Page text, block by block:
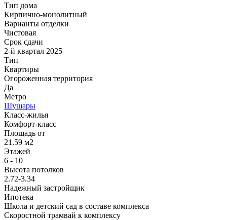
Тип дома
Кирпично-монолитный
Варианты отделки
Чистовая
Срок сдачи
2-й квартал 2025
Тип
Квартиры
Огороженная территория
Да
Метро
Шушары
Класс-жилья
Комфорт-класс
Площадь от
21.59 м2
Этажей
6 - 10
Высота потолков
2.72-3.34
Надежный застройщик
Ипотека
Школа и детский сад в составе комплекса
Скоростной трамвай к комплексу